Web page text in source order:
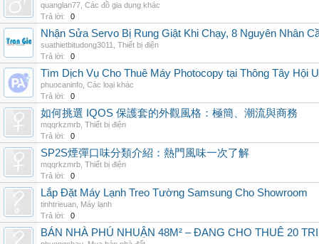
quanglan77 Các đồ gia dụng khác
Trả lời:
0
Nhận Sửa Servo Bị Rung Giật Khi Chạy, 8 Nguyên Nhân
suathietbitudong3011
Thiết bị điện
Trả lời:
0
Tìm Dịch Vụ Cho Thuê Máy Photocopy tại Thông Tây Hội
phuocaninfo Các loại khác
Trả lời:
0
如何挑選 IQOS 保護套的外觀風格：極簡、潮流與商務
mqqrkzmrb Thiết bị điện
Trả lời:
0
SP2S煙彈口味分類介紹：熱門風味一次了解
mqqrkzmrb Thiết bị điện
Trả lời:
0
Lắp Đặt Máy Lạnh Treo Tường Samsung Cho Showroom
tinhtrieuan Máy lạnh
Trả lời:
0
BÁN NHÀ PHÚ NHUẬN 48M² – ĐANG CHO THUÊ 20